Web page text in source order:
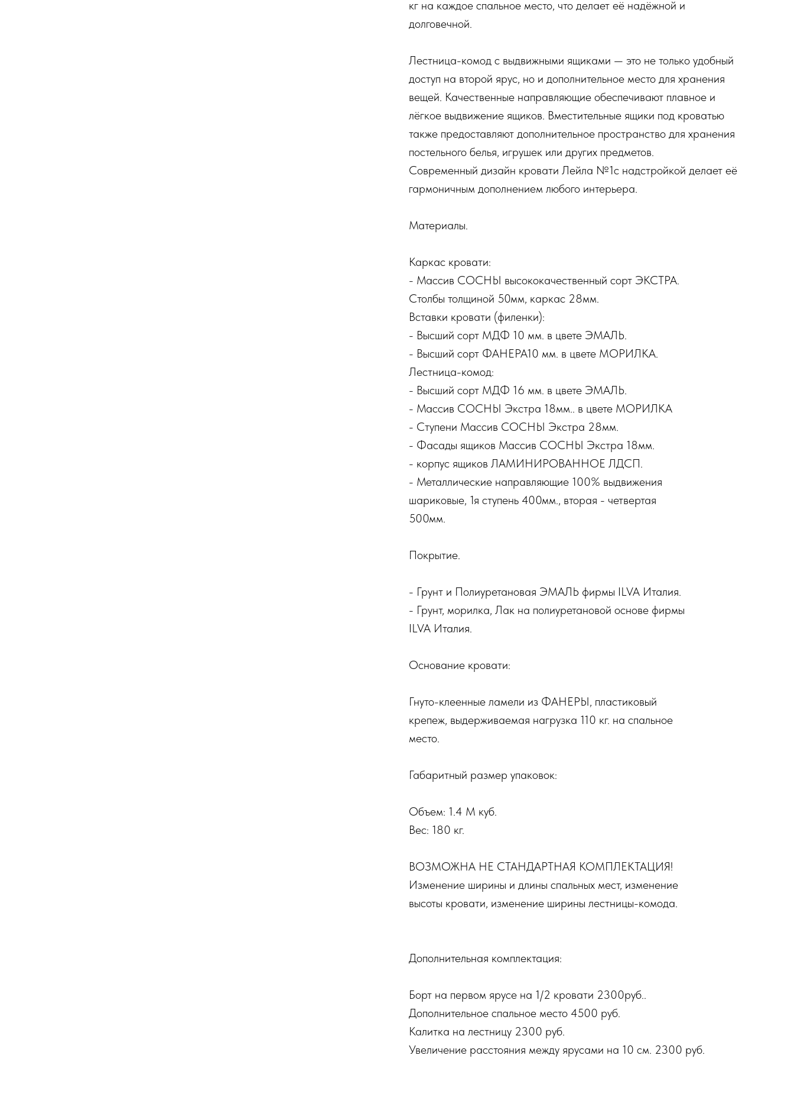
кг на каждое спальное место, что делает её надёжной и
долговечной.
Лестница-комод с выдвижными ящиками — это не только удобный
доступ на второй ярус, но и дополнительное место для хранения
вещей. Качественные направляющие обеспечивают плавное и
лёгкое выдвижение ящиков. Вместительные ящики под кроватью
также предоставляют дополнительное пространство для хранения
постельного белья, игрушек или других предметов.
Современный дизайн кровати Лейла №1с надстройкой делает её
гармоничным дополнением любого интерьера.
Материалы.
Каркас кровати:
- Массив СОСНЫ высококачественный сорт ЭКСТРА.
Столбы толщиной 50мм, каркас 28мм.
Вставки кровати (филенки):
- Высший сорт МДФ 10 мм. в цвете ЭМАЛЬ.
- Высший сорт ФАНЕРА10 мм. в цвете МОРИЛКА.
Лестница-комод:
- Высший сорт МДФ 16 мм. в цвете ЭМАЛЬ.
- Массив СОСНЫ Экстра 18мм.. в цвете МОРИЛКА
- Ступени Массив СОСНЫ Экстра 28мм.
- Фасады ящиков Массив СОСНЫ Экстра 18мм.
- корпус ящиков ЛАМИНИРОВАННОЕ ЛДСП.
- Металлические направляющие 100% выдвижения
шариковые, 1я ступень 400мм., вторая - четвертая
500мм.
Покрытие.
- Грунт и Полиуретановая ЭМАЛЬ фирмы ILVA Италия.
- Грунт, морилка, Лак на полиуретановой основе фирмы
ILVA Италия.
Основание кровати:
Гнуто-клеенные ламели из ФАНЕРЫ, пластиковый
крепеж, выдерживаемая нагрузка 110 кг. на спальное
место.
Габаритный размер упаковок:
Объем: 1.4 М куб.
Вес: 180 кг.
ВОЗМОЖНА НЕ СТАНДАРТНАЯ КОМПЛЕКТАЦИЯ!
Изменение ширины и длины спальных мест, изменение
высоты кровати, изменение ширины лестницы-комода.
Дополнительная комплектация:
Борт на первом ярусе на 1/2 кровати 2300руб..
Дополнительное спальное место 4500 руб.
Калитка на лестницу 2300 руб.
Увеличение расстояния между ярусами на 10 см. 2300 руб.